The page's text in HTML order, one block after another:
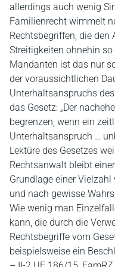
allerdings auch wenig
Familienrecht wimmelt
Rechtsbegriffen, die
Streitigkeiten ohnehin
Mandanten ist das nur
der voraussichtlichen
Unterhaltsanspruchs
das Gesetz: „Der
begrenzen, wenn ein
Unterhaltsanspruch …
Lektüre des Gesetzes
Rechtsanwalt bleibt
Grundlage einer
und nach gewisse
Wie wenig man
kann, die durch die
Rechtsbegriffe vom
beispielsweise ein